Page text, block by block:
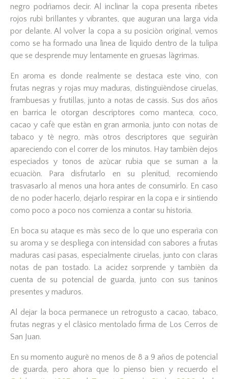
negro podrìamos decir. Al inclinar la copa presenta ribetes
rojos rubì brillantes y vibrantes, que auguran una larga vida
por delante. Al volver la copa a su posiciòn original, vemos
como se ha formado una lìnea de lìquido dentro de la tulipa
que se desprende muy lentamente en gruesas làgrimas.
En aroma es donde realmente se destaca este vino, con
frutas negras y rojas muy maduras, distinguièndose ciruelas,
frambuesas y frutillas, junto a notas de cassis. Sus dos años
en barrica le otorgan descriptores como manteca, coco,
cacao y cafè que estàn en gran armonìa, junto con notas de
tabaco y tè negro, màs otros descriptores que seguiràn
apareciendo con el correr de los minutos. Hay tambièn dejos
especiados y tonos de azùcar rubia que se suman a la
ecuaciòn. Para disfrutarlo en su plenitud, recomiendo
trasvasarlo al menos una hora antes de consumirlo. En caso
de no poder hacerlo, dejarlo respirar en la copa e ir sintiendo
como poco a poco nos comienza a contar su historia.
En boca su ataque es màs seco de lo que uno esperarìa con
su aroma y se despliega con intensidad con sabores a frutas
maduras casi pasas, especialmente ciruelas, junto con claras
notas de pan tostado. La acidez sorprende y tambièn da
cuenta de su potencial de guarda, junto con sus taninos
presentes y maduros.
Al dejar la boca permanece un retrogusto a cacao, tabaco,
frutas negras y el clàsico mentolado firma de Los Cerros de
San Juan.
En su momento augurè no menos de 8 a 9 años de potencial
de guarda, pero ahora que lo pienso bien y recuerdo el